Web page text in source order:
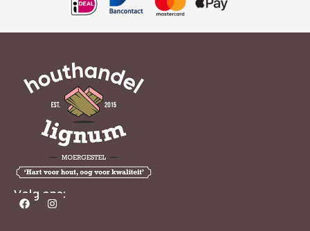
Volg ons: